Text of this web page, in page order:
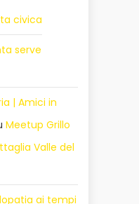
civica
serve
| Amici in
Meetup Grillo
Valle del
ai tempi